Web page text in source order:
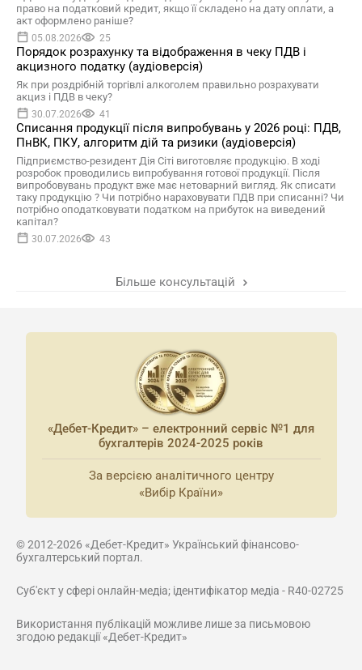
право на податковий кредит, якщо її складено на дату оплати, а
акт оформлено раніше?
05.08.2026 25
Порядок розрахунку та відображення в чеку ПДВ і
акцизного податку (аудіоверсія)
Як при роздрібній торгівлі алкоголем правильно розрахувати
акциз і ПДВ в чеку?
30.07.2026 41
Списання продукції після випробувань у 2026 році: ПДВ,
ПнВК, ПКУ, алгоритм дій та ризики (аудіоверсія)
Підприємство-резидент Дія Сіті виготовляє продукцію. В ході
розробок проводились випробування готової продукції. Після
випробовувань продукт вже має нетоварний вигляд. Як списати
таку продукцію ? Чи потрібно нараховувати ПДВ при списанні? Чи
потрібно оподатковувати податком на прибуток на виведений
капітал?
30.07.2026 43
Більше консультацій
«Дебет-Кредит» – електронний сервіс №1 для
бухгалтерів 2024-2025 років
За версією аналітичного центру
«Вибір Країни»
© 2012-2026 «Дебет-Кредит» Український фінансово-
бухгалтерський портал.
Суб'єкт у сфері онлайн-медіа; ідентифікатор медіа - R40-02725
Використання публікацій можливе лише за письмовою
згодою редакції «Дебет-Кредит»